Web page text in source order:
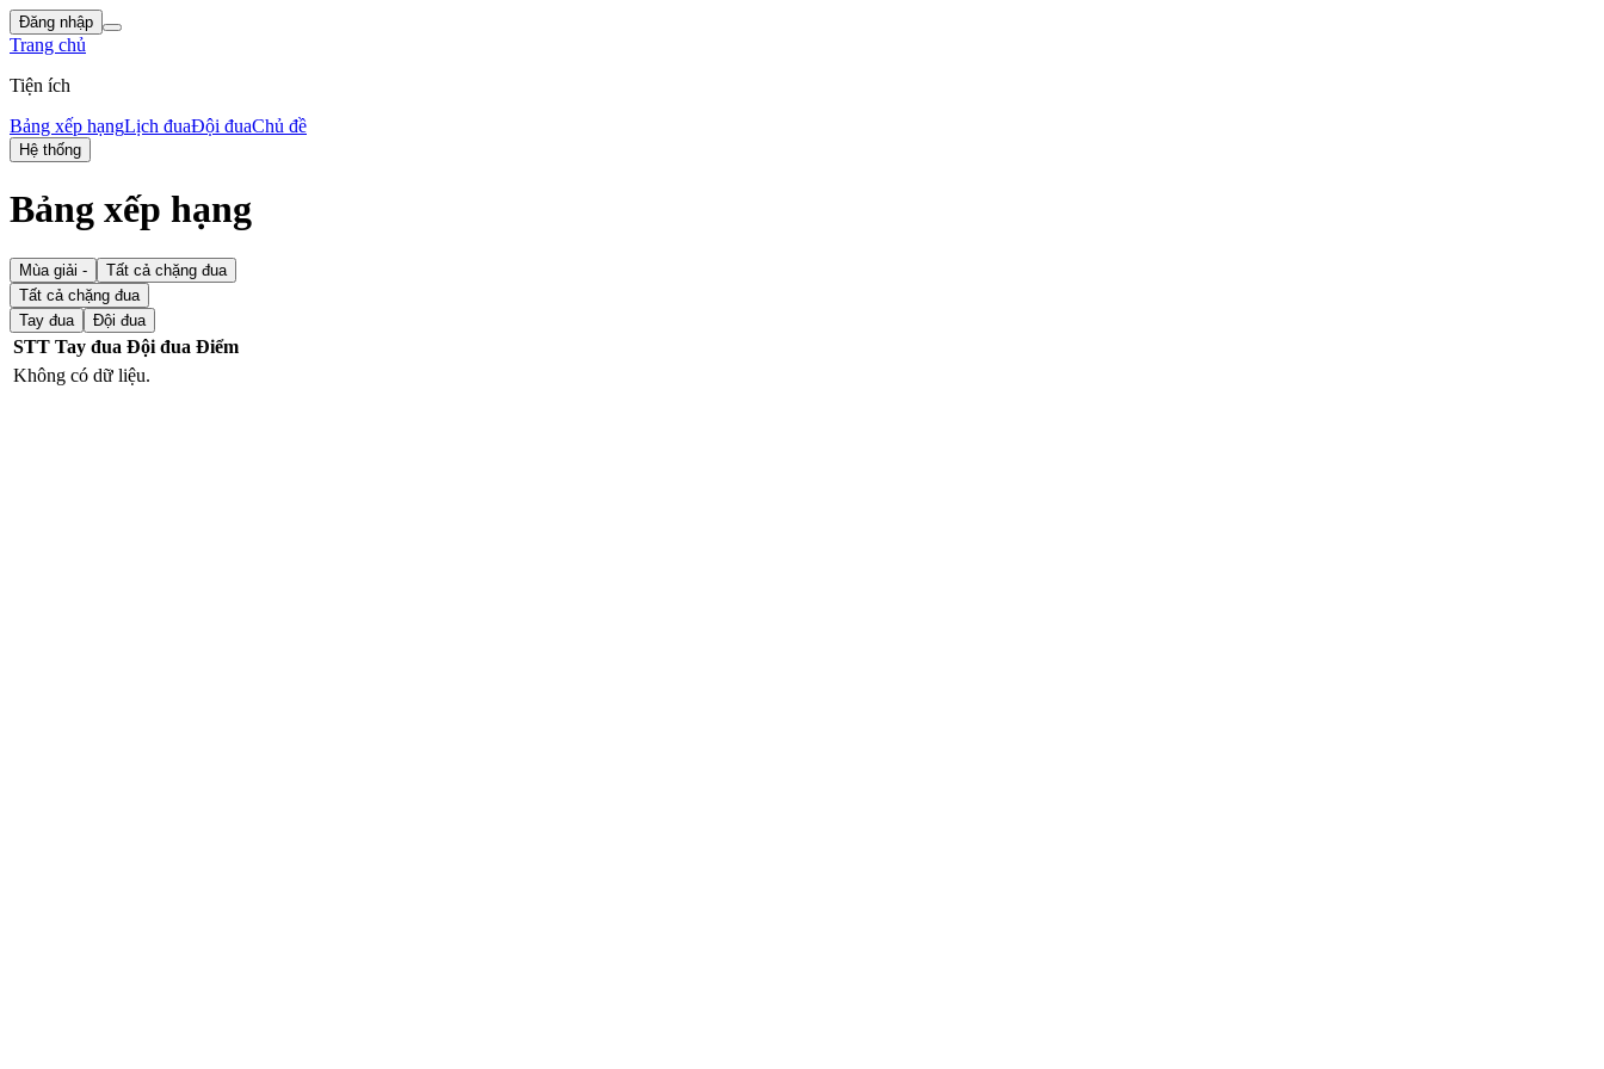
Đăng nhập
Trang chủ
Tiện ích
Bảng xếp hạngLịch đuaĐội đuaChủ đề
Hệ thống
Bảng xếp hạng
Mùa giải -
Tất cả chặng đua
Tất cả chặng đua
Tay đua
Đội đua
STT Tay đua Đội đua Điểm
Không có dữ liệu.